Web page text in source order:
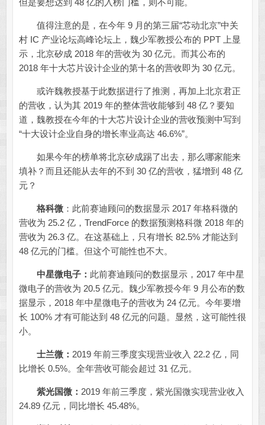
但是要想达到 48 亿的入榜门槛，则不可能。
值得注意的是，在今年 9 月的第三届“芯动北京”中关
村 IC 产业论坛高峰论坛上，魏少军教授公布的 PPT 上显
示，北京矽成 2018 年的营收为 30 亿元。而其公布的
2018 年十大芯片设计企业的第十名的营收即为 30 亿元。
或许魏教授基于此数据进行了推测，再加上北京君正
的营收，认为其 2019 年的整体营收能够到 48 亿？要知
道，魏教授在今年的十大芯片设计企业的营收预测中写到
“十大设计企业自身的增长率业高达 46.6%”。
如果今年的榜单将北京矽成踢了出去，那么哪家能来
填补？而且还能从去年的不到 30 亿的营收，猛增到 48 亿
元？
格科微：此前赛迪顾问的数据显示 2017 年格科微的
营收为 25.2 亿，TrendForce 的数据预测格科微 2018 年的
营收为 26.3 亿。在这基础上，只有增长 82.5% 才能达到
48 亿元的门槛。但这个可能性也不大。
中星微电子： 此前赛迪顾问的数据显示，2017 年中星
微电子的营收为 20.5 亿元。魏少军教授今年 9 月公布的数
据显示，2018 年中星微电子的营收为 24 亿元。今年要增
长 100% 才有可能达到 48 亿元的问题。显然，这可能性很
小。
士兰微： 2019 年前三季度实现营业收入 22.2 亿，同
比增长 0.5%。全年营收可能会超过 31 亿元。
紫光国微： 2019 年前三季度，紫光国微实现营业收入
24.89 亿元，同比增长 45.48%。